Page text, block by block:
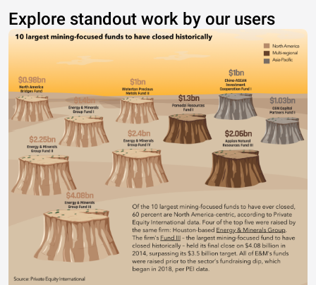
Explore standout work by our users